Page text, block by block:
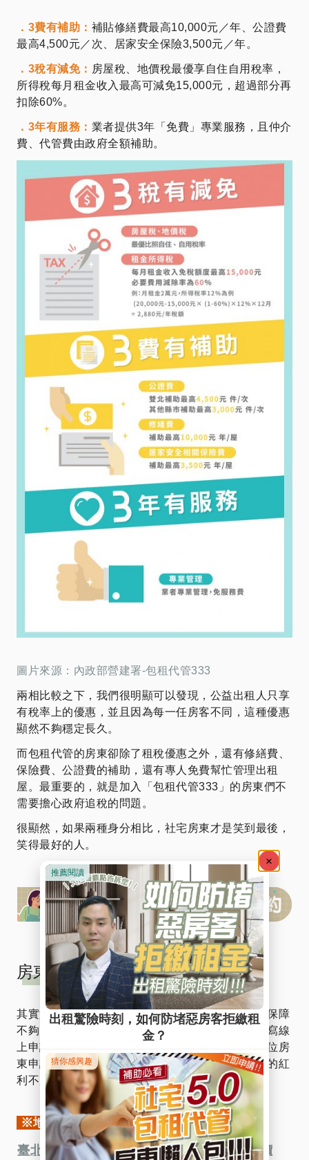
．3費有補助： 補貼修繕費最高10,000元／年、公證費
最高4,500元／次、居家安全保險3,500元／年。
．3稅有減免： 房屋稅、地價稅最優享自住自用稅率，
所得稅每月租金收入最高可減免15,000元，超過部分再
扣除60%。
．3年有服務： 業者提供3年「免費」專業服務，且仲介
費、代管費由政府全額補助。
圖片來源：內政部營建署-包租代管333
兩相比較之下，我們很明顯可以發現，公益出租人只享
有稅率上的優惠，並且因為每一任房客不同，這種優惠
顯然不夠穩定長久。
而包租代管的房東卻除了租稅優惠之外，還有修繕費、
保險費、公證費的補助，還有專人免費幫忙管理出租
屋。最重要的，就是加入「包租代管333」的房東們不
需要擔心政府追稅的問題。
很顯然，如果兩種身分相比，社宅房東才是笑到最後，
笑得最好的人。
房東們是否心動？
其實如果已經成為公益出租人，但又覺得目前自己保障
不夠的房東，也可以加入包租代管計畫喔！只要填寫線
上申請表格，我們會有專人免費諮詢，並且協助各位房
東申請加入社會住宅計畫，並且完全免費。吃政府的紅
利不趁現在嗎？
※地政局租賃懶人包※
臺北市個人租賃住宅委託包租代管《減徵地價